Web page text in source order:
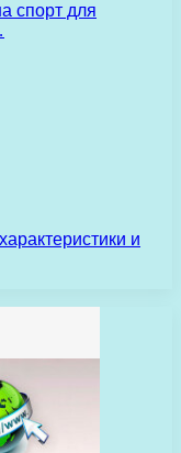
спорт для
и